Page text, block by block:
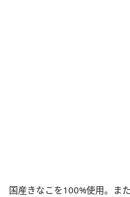
国産きなこを100%使用。ま